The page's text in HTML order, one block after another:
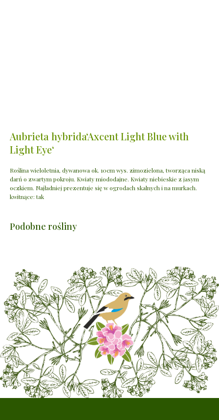
Aubrieta hybrida‘Axcent Light Blue with
Light Eye‘
Roślina wieloletnia, dywanowa ok. 10cm wys. zimozielona, tworząca niską
darń o zwartym pokroju. Kwiaty miododajne. Kwiaty niebieskie z jasym
oczkiem. Najładniej prezentuje się w ogrodach skalnych i na murkach.
kwitnące: tak
Podobne rośliny